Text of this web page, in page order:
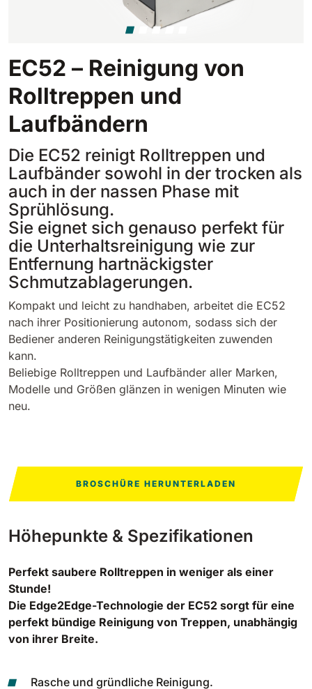
550 mm
530 mm 2280 m²/h
E61
610 mm 2625 m²/h
E71
710 mm 3195 m²/h
E81
810 mm 3645 m²/h
Aufsitz-Scheuersaugmaschinen
Alle anzeigen
E75
760 mm 4560 m²/h
830 mm 4980 m²/h
E85
810 mm
E100
1055 mm 5800 m²/h
Rider 1201
1200 mm 10200 m²/h
1200 mm 7865 m²/h
Xtrema
1400 mm 12600 m²/h
Magnum
1570 mm
Bull 200
29400 m²/h
EC52 – Reinigung von
Rolltreppen und
Laufbändern
Die EC52 reinigt Rolltreppen und
Laufbänder sowohl in der trocken als
auch in der nassen Phase mit
Sprühlösung.
Sie eignet sich genauso perfekt für
die Unterhaltsreinigung wie zur
Entfernung hartnäckigster
Schmutzablagerungen.
Kompakt und leicht zu handhaben, arbeitet die EC52
nach ihrer Positionierung autonom, sodass sich der
Bediener anderen Reinigungstätigkeiten zuwenden
kann.
Beliebige Rolltreppen und Laufbänder aller Marken,
Modelle und Größen glänzen in wenigen Minuten wie
neu.
BROSCHÜRE HERUNTERLADEN
Höhepunkte & Spezifikationen
Perfekt saubere Rolltreppen in weniger als einer
Stunde!
Die Edge2Edge-Technologie der EC52 sorgt für eine
perfekt bündige Reinigung von Treppen, unabhängig
von ihrer Breite.
Rasche und gründliche Reinigung.